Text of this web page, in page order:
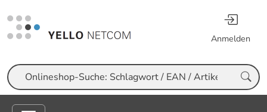
Anmelden
Suche